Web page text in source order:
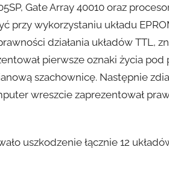
Gate Array 40010 oraz
przy wykorzystaniu układu
działania układów TTL,
pierwsze oznaki życia
szachownicę. Następnie
wreszcie zaprezentował
uszkodzenie łącznie 12